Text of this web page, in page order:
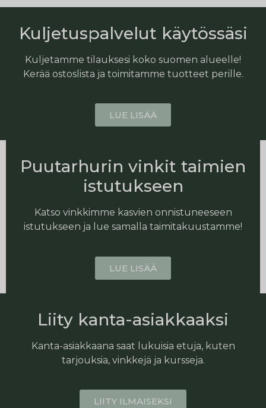
Kuljetuspalvelut käytössäsi
Kuljetamme tilauksesi koko suomen alueelle!
Kerää ostoslista ja toimitamme tuotteet perille.
LUE LISÄÄ
Puutarhurin vinkit taimien
istutukseen
Katso vinkkimme kasvien onnistuneeseen
istutukseen ja lue samalla taimitakuustamme!
LUE LISÄÄ
Liity kanta-asiakkaaksi
Kanta-asiakkaana saat lukuisia etuja, kuten
tarjouksia, vinkkejä ja kursseja.
LIITY ILMAISEKSI